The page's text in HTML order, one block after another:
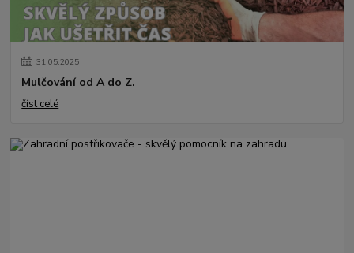
31.05.2025
Mulčování od A do Z.
číst celé